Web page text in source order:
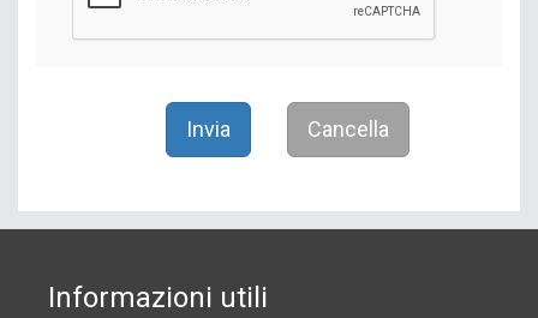
Invia Cancella
Informazioni utili